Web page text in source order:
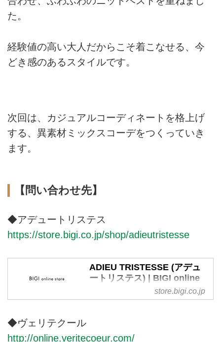
た。
経験値の高い大人だからこそ着こなせる、今
どき感のあるスタイルです。
次回は、カジュアルコーディネートを格上げ
する、異素材ミックスコーデをつくっていき
ます。
【問い合わせ先】
◆アデュートリステス
https://store.bigi.co.jp/shop/adieutristesse
ADIEU TRISTESSE (アデュ
ートリステス) | BIGI online
store - ビギ オンラインスト
ア
デュートリステス）のTOPページ
store.bigi.co.jp
◆ヴェリテクール
http://online.veritecoeur.com/